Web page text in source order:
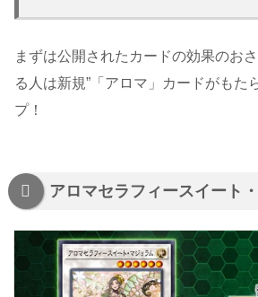
まずは公開されたカードの効果のお
る人は新規”「アロマ」カードがもた
プ！
アロマセラフィースイート